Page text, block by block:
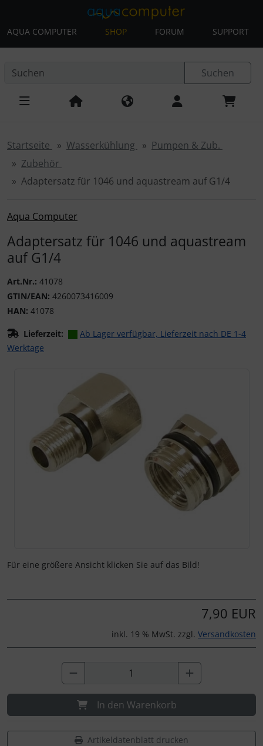
AQUA COMPUTER SHOP FORUM SUPPORT
Springe zum Inhalt
Suchen
Startseite Wasserkühlung
Pumpen & Zub.
Zubehör
Adaptersatz für 1046 und aquastream auf G1/4
Aqua Computer
Adaptersatz für 1046 und aquastream
auf G1/4
Art.Nr.: 41078
GTIN/EAN: 4260073416009
HAN: 41078
Lieferzeit:
Ab Lager verfügbar, Lieferzeit nach DE 1-4
Werktage
Wenn mehr als ein Produktbild existiert, können Sie die
Für eine größere Ansicht klicken Sie auf das Bild!
7,90 EUR
inkl. 19 % MwSt. zzgl. Versandkosten
In den Warenkorb
Artikeldatenblatt drucken